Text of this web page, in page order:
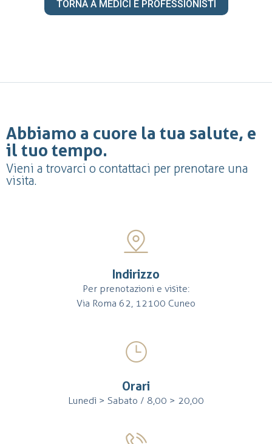
TORNA A MEDICI E PROFESSIONISTI
Abbiamo a cuore la tua salute, e
il tuo tempo.
Vieni a trovarci o contattaci per prenotare una
visita.
Indirizzo
Per prenotazioni e visite:
Via Roma 62, 12100 Cuneo
Orari
Lunedì > Sabato / 8,00 > 20,00